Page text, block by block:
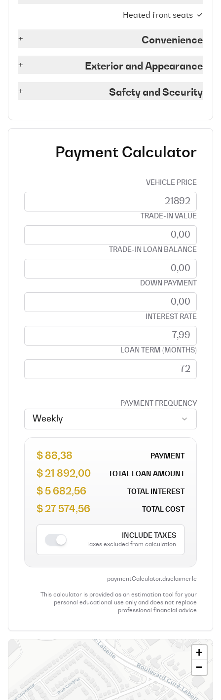
Heated front seats
Convenience
+
Exterior and Appearance
+
Safety and Security
+
Payment Calculator
VEHICLE PRICE
TRADE-IN VALUE
TRADE-IN LOAN BALANCE
DOWN PAYMENT
INTEREST RATE
LOAN TERM (MONTHS)
PAYMENT FREQUENCY
Weekly
PAYMENT
88,38 $
TOTAL LOAN AMOUNT
21 892,00 $
TOTAL INTEREST
5 682,56 $
TOTAL COST
27 574,56 $
INCLUDE TAXES
Taxes excluded from calculation
paymentCalculator.disclaimer1c
This calculator is provided as an estimation tool for your
personal educational use only and does not replace
professional financial advice.
+
−